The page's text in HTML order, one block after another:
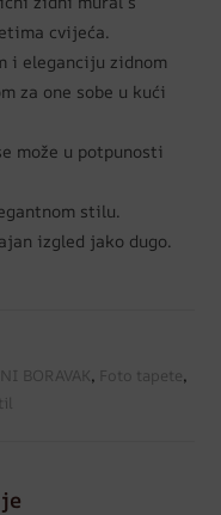
cvijeća.
i eleganciju zidnom
za one sobe u kući
može u potpunosti
stilu.
izgled jako dugo.
BORAVAK, Foto tapete,